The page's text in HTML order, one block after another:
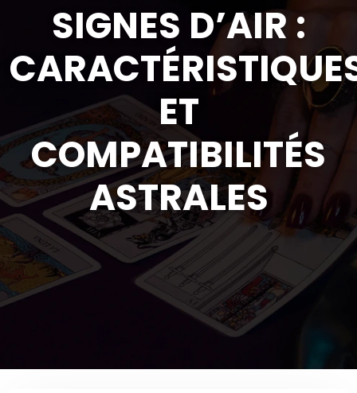
SIGNES D’AIR :
ET
COMPATIBILITÉS
ASTRALES